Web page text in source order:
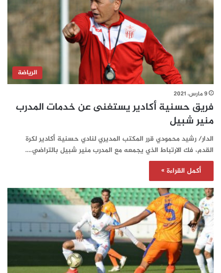
الرياضة
9 مارس، 2021
فريق حسنية أكادير يستغنى عن خدمات المدرب
منير شبيل
الدار/ رشيد محمودي قرر المكتب المديري لنادي حسنية أكادير لكرة
القدم، فك الارتباط الذي يجمعه مع المدرب منير شبيل بالتراضي.…
أكمل القراءة »